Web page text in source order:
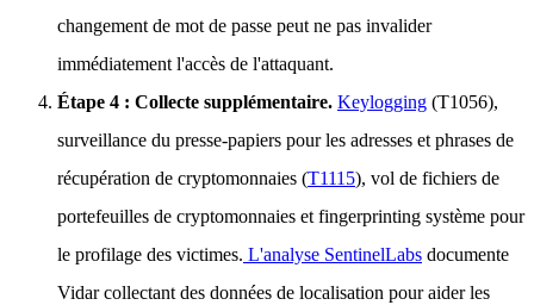
changement de mot de passe peut ne pas invalider
immédiatement l'accès de l'attaquant.
Étape 4 : Collecte supplémentaire. Keylogging (T1056),
surveillance du presse-papiers pour les adresses et phrases de
récupération de cryptomonnaies (T1115), vol de fichiers de
portefeuilles de cryptomonnaies et fingerprinting système pour
le profilage des victimes. L'analyse SentinelLabs documente
Vidar collectant des données de localisation pour aider les